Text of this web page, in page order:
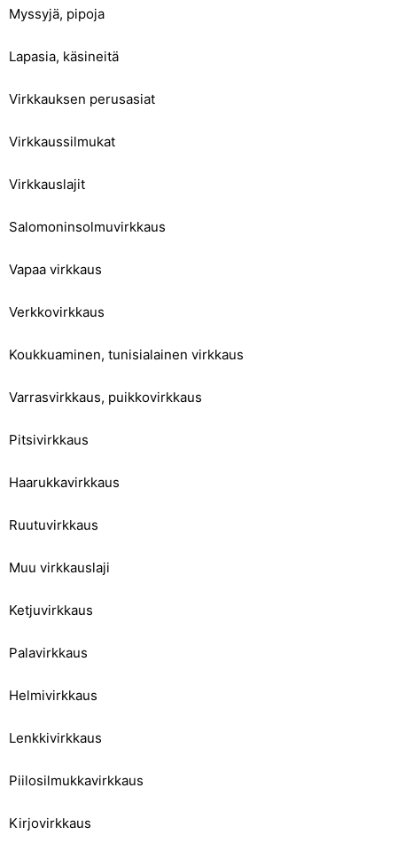
Myssyjä, pipoja
Lapasia, käsineitä
Virkkauksen perusasiat
Virkkaussilmukat
Virkkauslajit
Salomoninsolmuvirkkaus
Vapaa virkkaus
Verkkovirkkaus
Koukkuaminen, tunisialainen virkkaus
Varrasvirkkaus, puikkovirkkaus
Pitsivirkkaus
Haarukkavirkkaus
Ruutuvirkkaus
Muu virkkauslaji
Ketjuvirkkaus
Palavirkkaus
Helmivirkkaus
Lenkkivirkkaus
Piilosilmukkavirkkaus
Kirjovirkkaus